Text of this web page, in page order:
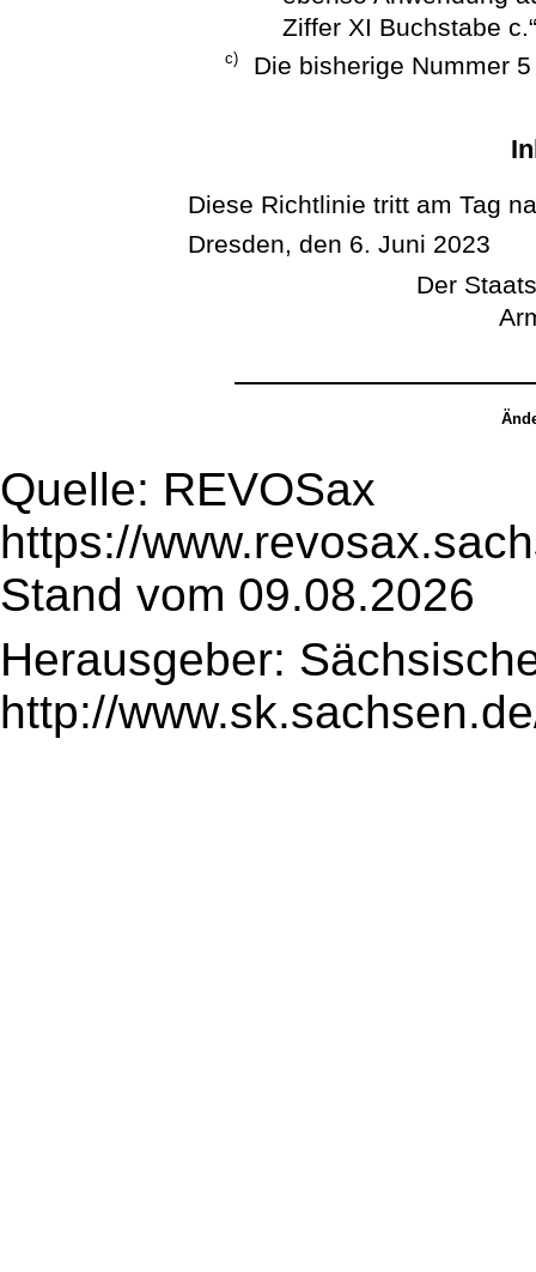
Ziffer XI Buchstabe
c) Die bisherige Nummer
Diese Richtlinie tritt am Tag
Dresden, den 6. Juni 2023
Der
Quelle: REVOSax
https://
Stand vom 09.08.2026
Herausgeber:
http://